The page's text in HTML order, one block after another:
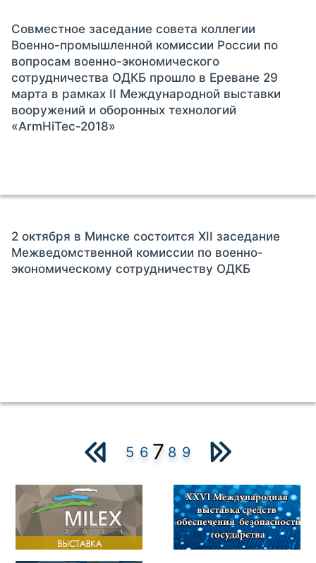
Совместное заседание совета коллегии
Военно-промышленной комиссии России по
вопросам военно-экономического
сотрудничества ОДКБ прошло в Ереване 29
марта в рамках II Международной выставки
вооружений и оборонных технологий
«ArmHiTec-2018»
2 октября в Минске состоится XII заседание
Межведомственной комиссии по военно-
экономическому сотрудничеству ОДКБ
5 6 7 8 9